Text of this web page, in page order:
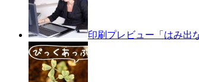
印刷プレビュー「はみ出